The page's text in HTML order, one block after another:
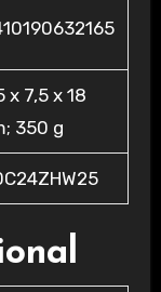
x 7,5 x 18
350 g